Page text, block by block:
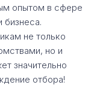
опытом в сфере
бизнеса.
не только
но и
значительно
отбора!